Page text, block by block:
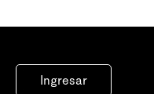
Ingresar